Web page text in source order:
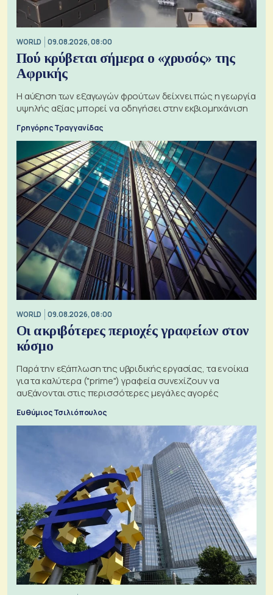
WORLD 09.08.2026, 08:00
Πού κρύβεται σήμερα ο «χρυσός» της
Αφρικής
Η αύξηση των εξαγωγών φρούτων δείχνει πώς η γεωργία
υψηλής αξίας μπορεί να οδηγήσει στην εκβιομηχάνιση
Γρηγόρης Τραγγανίδας
WORLD 09.08.2026, 08:00
Οι ακριβότερες περιοχές γραφείων στον
κόσμο
Παρά την εξάπλωση της υβριδικής εργασίας, τα ενοίκια
για τα καλύτερα ("prime") γραφεία συνεχίζουν να
αυξάνονται στις περισσότερες μεγάλες αγορές
Ευθύμιος Τσιλιόπουλος